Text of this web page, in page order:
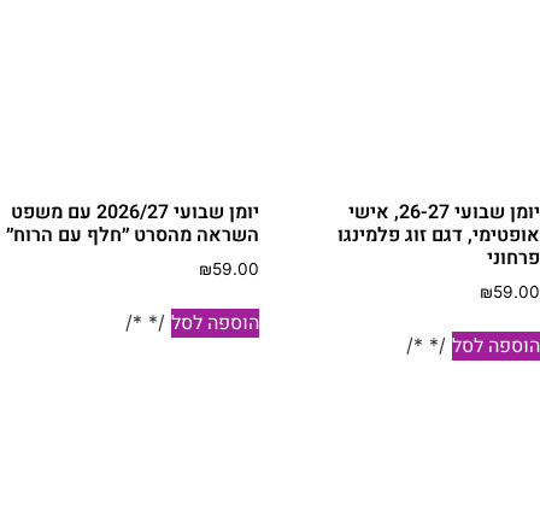
יומן שבועי 26-27, אישי
דגם זוג פלמינגו
₪
לסל /* */
יומן שבועי 2026/27 עם משפט
השראה מהסרט ״חלף עם הרוח״
₪59.00
הוספה לסל /* */